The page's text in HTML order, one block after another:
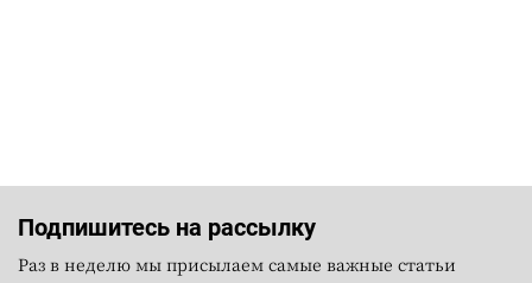
Подпишитесь на рассылку
Раз в неделю мы присылаем самые важные статьи